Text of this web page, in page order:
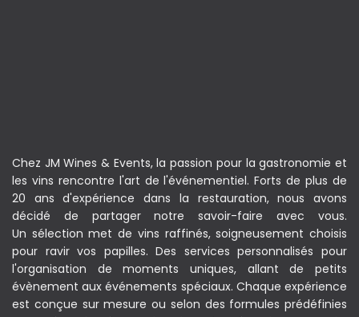
Chez JM Wines & Events, la passion pour la gastronomie et
les vins rencontre l'art de l'événementiel. Forts de plus de
20 ans d'expérience dans la restauration, nous avons
décidé de partager notre savoir-faire avec vous.
Un sélection met de vins raffinés, soigneusement choisis
pour ravir vos papilles. Des services personnalisés pour
l'organisation de moments uniques, allant de petits
évènement aux événements spéciaux. Chaque expérience
est conçue sur mesure ou selon des formules prédéfinies